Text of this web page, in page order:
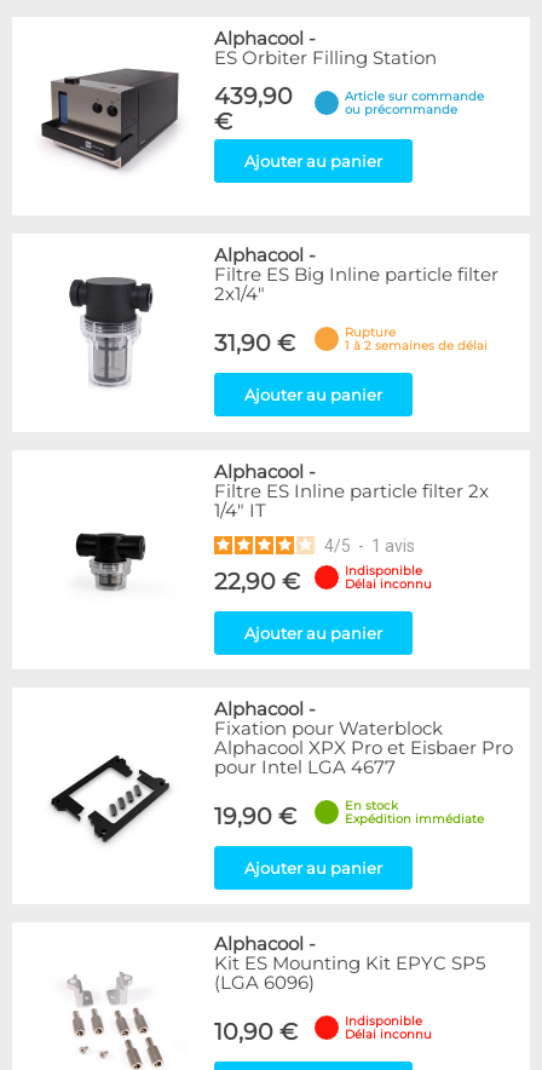
Alphacool -
ES Orbiter Filling Station
439,90
€
Article sur commande
ou précommande
Ajouter au panier
Alphacool -
Filtre ES Big Inline particle filter
2x1/4"
31,90 €
Rupture
1 à 2 semaines de délai
Ajouter au panier
Alphacool -
Filtre ES Inline particle filter 2x
1/4" IT
4/5 - 1 avis
22,90 €
Indisponible
Délai inconnu
Ajouter au panier
Alphacool -
Fixation pour Waterblock
Alphacool XPX Pro et Eisbaer Pro
pour Intel LGA 4677
19,90 €
En stock
Expédition immédiate
Ajouter au panier
Alphacool -
Kit ES Mounting Kit EPYC SP5
(LGA 6096)
10,90 €
Indisponible
Délai inconnu